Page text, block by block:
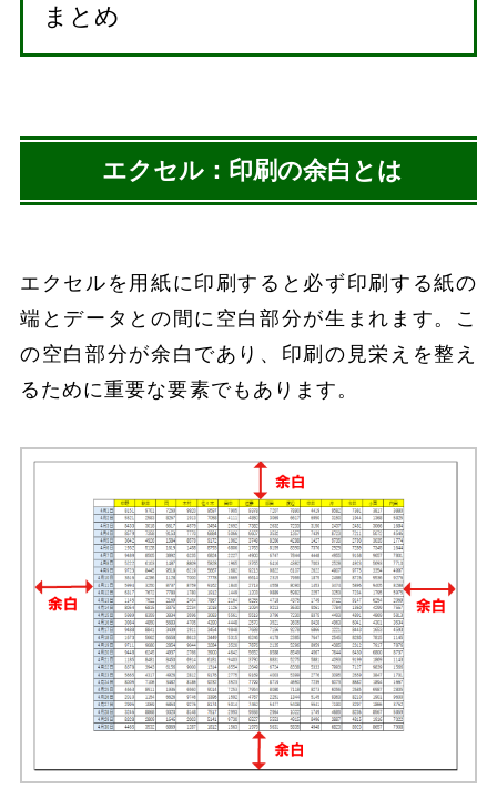
まとめ
エクセル：印刷の余白とは
エクセルを用紙に印刷すると必ず印刷する紙の
端とデータとの間に空白部分が生まれます。こ
の空白部分が余白であり、印刷の見栄えを整え
るために重要な要素でもあります。